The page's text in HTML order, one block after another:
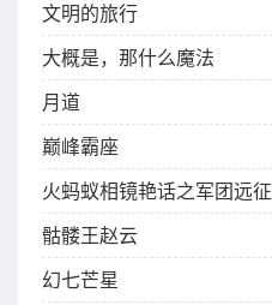
文明的旅行
大概是，那什么魔法
月道
巅峰霸座
火蚂蚁相镜艳话之军团远征
骷髅王赵云
幻七芒星